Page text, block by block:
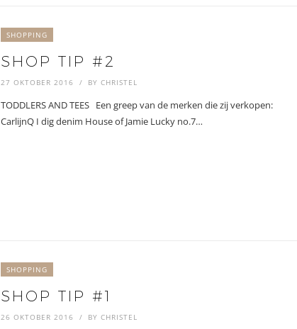
SHOPPING
SHOP TIP #2
27 OKTOBER 2016 BY CHRISTEL
TODDLERS AND TEES Een greep van de merken die zij verkopen:
CarlijnQ I dig denim House of Jamie Lucky no.7…
SHOPPING
SHOP TIP #1
26 OKTOBER 2016 BY CHRISTEL